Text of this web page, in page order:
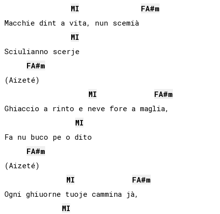
MI
FA#m
Macchie dint a vita, nun scemià
MI
Sciulianno scerje
FA#m
(Aizeté)
MI
FA#m
Ghiaccio a rinto e neve fore a maglia,
MI
Fa nu buco pe o dito
FA#m
(Aizeté)
MI
FA#m
Ogni ghiuorne tuoje cammina jà,
MI